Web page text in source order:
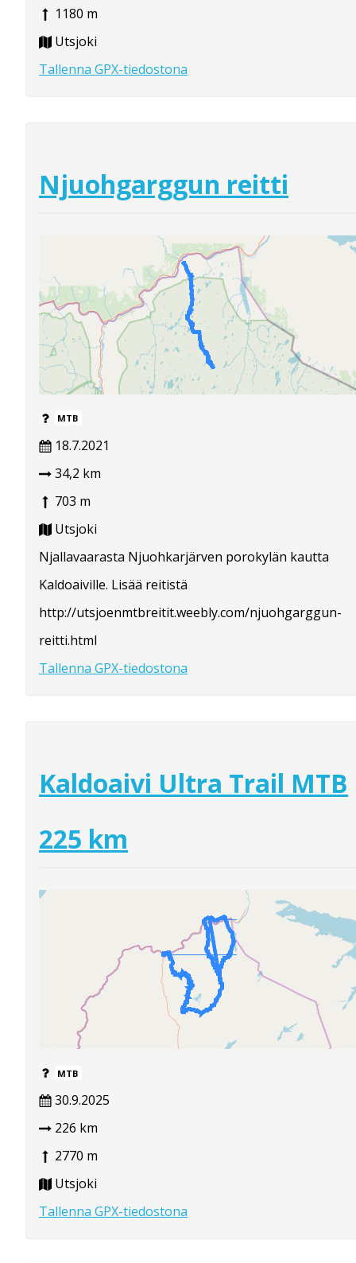
1180 m
Utsjoki
Tallenna GPX-tiedostona
Njuohgarggun reitti
MTB
18.7.2021
34,2 km
703 m
Utsjoki
Njallavaarasta Njuohkarjärven porokylän kautta
Kaldoaiville. Lisää reitistä
http://utsjoenmtbreitit.weebly.com/njuohgarggun-
reitti.html
Tallenna GPX-tiedostona
Kaldoaivi Ultra Trail MTB
225 km
MTB
30.9.2025
226 km
2770 m
Utsjoki
Tallenna GPX-tiedostona